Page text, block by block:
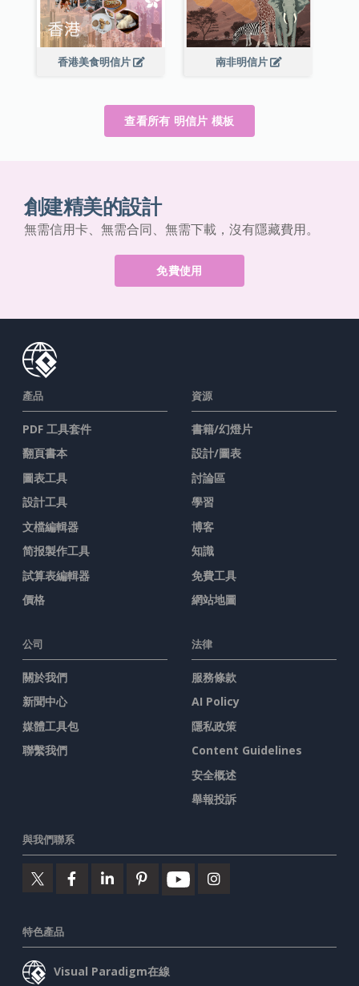
香港美食明信片 南非明信片
查看所有 明信片 模板
創建精美的設計
無需信用卡、無需合同、無需下載，沒有隱藏費用。
免費使用
產品
PDF 工具套件
翻頁書本
圖表工具
設計工具
文檔編輯器
简报製作工具
試算表編輯器
價格
資源
書籍/幻燈片
設計/圖表
討論區
學習
博客
知識
免費工具
網站地圖
公司
關於我們
新聞中心
媒體工具包
聯繫我們
法律
服務條款
AI Policy
隱私政策
Content Guidelines
安全概述
舉報投訴
與我們聯系
特色產品
Visual Paradigm在線